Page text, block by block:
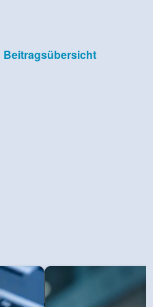
Beitragsübersicht